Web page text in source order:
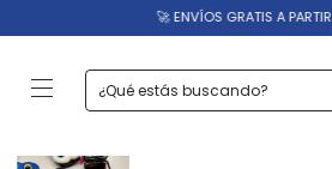
🚀 ENVÍOS GRATIS A PARTIR DE $40.000